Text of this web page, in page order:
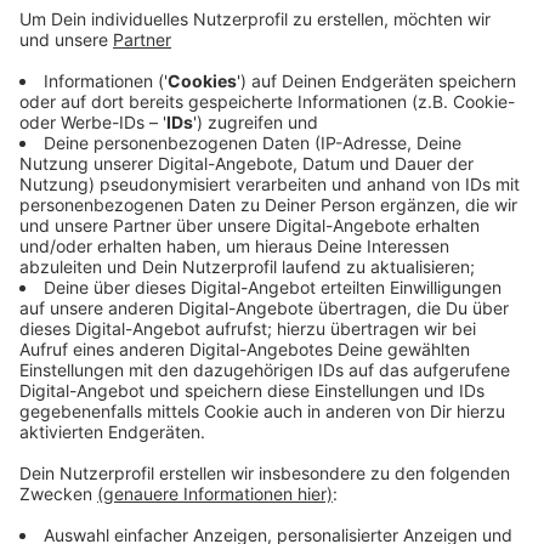
aus Luft-Wärmepumpe und Blockheizkraftwerk
geeignet ist. Zusätzlich sollen die Häuser noch
Photovoltaikanlagen bekommen. Außerdem
bekommen Besitzer von E-Fahrzeugen noch
Ladesäulen oder Wallboxen für ihre Fahrzeuge zur
Verfügung gestellt. Die Fertigstellung ist für den
Herbst kommendes Jahres (2023) geplant.
Veröffentlicht:Montag, 20.06.2022 13:43
Anzeige
Anzeige